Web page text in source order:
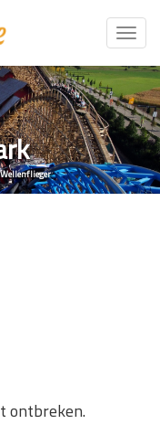
ontbreken.